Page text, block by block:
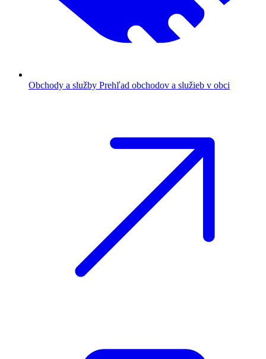
Obchody a služby Prehľad obchodov a služieb v obci